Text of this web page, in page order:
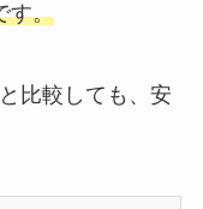
す。
比較しても、安